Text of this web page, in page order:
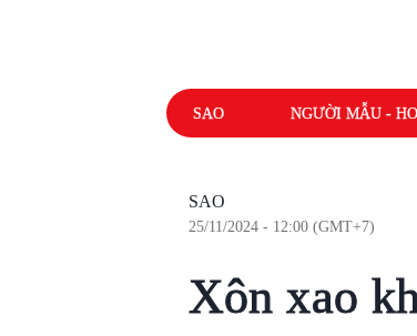
SAO NGƯỜI MẪU -
SAO
25/11/2024 - 12:00 (GMT+7)
Xôn xao